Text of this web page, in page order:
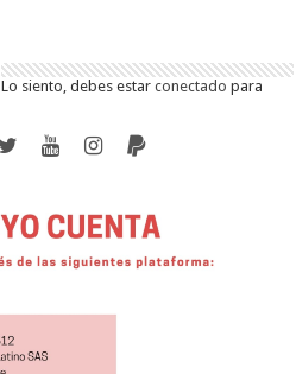
Lo siento, debes estarconectado para